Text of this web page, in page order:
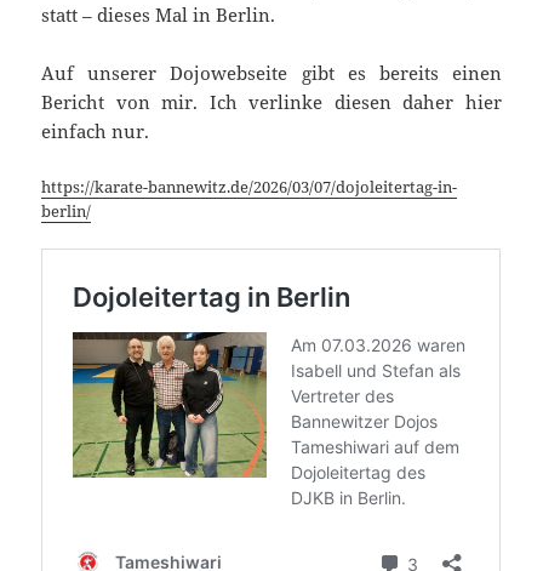
statt – dieses Mal in Berlin.
Auf unserer Dojowebseite gibt es bereits einen
Bericht von mir. Ich verlinke diesen daher hier
einfach nur.
https://karate-bannewitz.de/2026/03/07/dojoleitertag-in-
berlin/